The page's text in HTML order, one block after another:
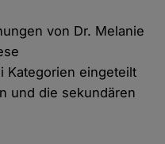
von Dr. Melanie
Kategorien eingeteilt
und die sekundären